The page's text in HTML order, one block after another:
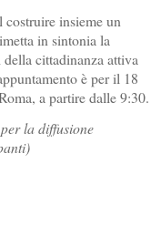
insieme un
in sintonia la
cittadinanza attiva
è per il 18
a partire dalle 9:30.
la diffusione